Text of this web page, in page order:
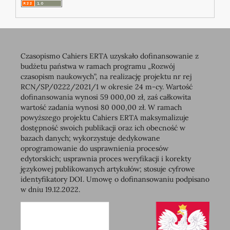
Czasopismo Cahiers ERTA uzyskało dofinansowanie z
budżetu państwa w ramach programu „Rozwój
czasopism naukowych”, na realizację projektu nr rej
RCN/SP/0222/2021/1 w okresie 24 m-cy. Wartość
dofinansowania wynosi 59 000,00 zł, zaś całkowita
wartość zadania wynosi 80 000,00 zł. W ramach
powyższego projektu Cahiers ERTA maksymalizuje
dostępność swoich publikacji oraz ich obecność w
bazach danych; wykorzystuje dedykowane
oprogramowanie do usprawnienia procesów
edytorskich; usprawnia proces weryfikacji i korekty
językowej publikowanych artykułów; stosuje cyfrowe
identyfikatory DOI. Umowę o dofinansowaniu podpisano
w dniu 19.12.2022.